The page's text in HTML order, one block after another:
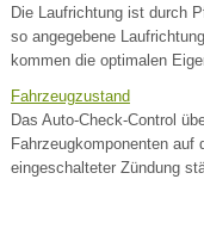
Die Laufrichtung ist durch
so angegebene
kommen die optimalen
Fahrzeugzustand
Das Auto-Check-Control
Fahrzeugkomponenten auf
eingeschalteter Zündung